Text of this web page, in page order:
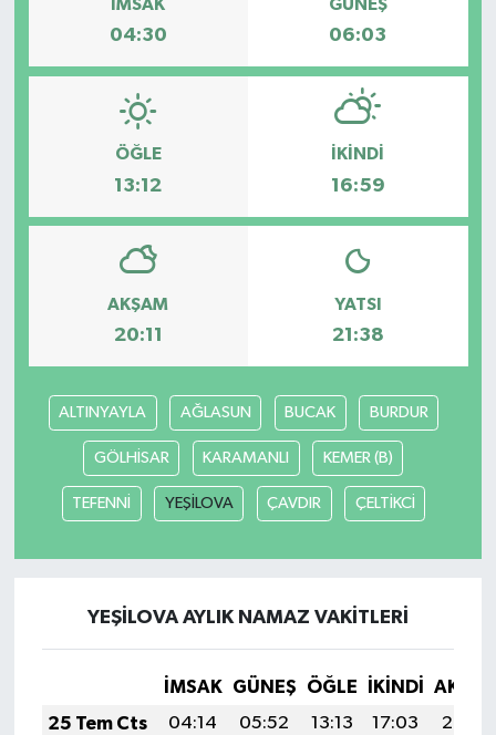
İMSAK
04:30
GÜNEŞ
06:03
ÖĞLE
13:12
İKINDI
16:59
AKŞAM
20:11
YATSI
21:38
ALTINYAYLA AĞLASUN BUCAK BURDUR
GÖLHİSAR KARAMANLI KEMER (B)
TEFENNİ YEŞİLOVA ÇAVDIR ÇELTİKCİ
YEŞİLOVA AYLIK NAMAZ VAKITLERI
İMSAK GÜNEŞ ÖĞLE İKINDI
25 Tem Cts
04:14 05:52 13:13 17:03
20:23